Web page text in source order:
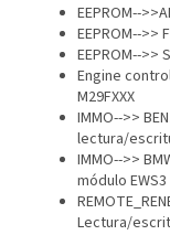
EEPROM--
EEPROM-->>
EEPROM-->>
Engine
M29FXXX
IMMO-->>
lectura/
IMMO-->>
módulo EWS3
Lectura/